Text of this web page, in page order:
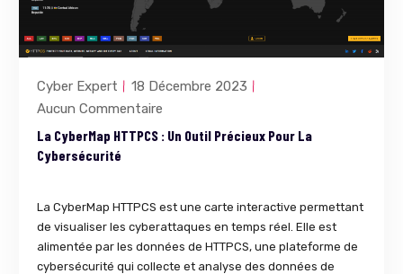
Cyber Expert
18 Décembre 2023
Aucun Commentaire
La CyberMap HTTPCS : Un Outil Précieux Pour La
Cybersécurité
La CyberMap HTTPCS est une carte interactive permettant
de visualiser les cyberattaques en temps réel. Elle est
alimentée par les données de HTTPCS, une plateforme de
cybersécurité qui collecte et analyse des données de